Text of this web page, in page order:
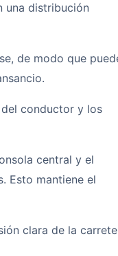
una distribución
de modo que
conductor y los
central y el
Esto mantiene el
clara de la